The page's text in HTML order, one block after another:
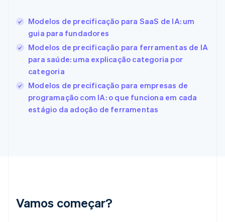
Modelos de precificação para SaaS de IA: um
guia para fundadores
Modelos de precificação para ferramentas de IA
para saúde: uma explicação categoria por
categoria
Modelos de precificação para empresas de
programação com IA: o que funciona em cada
estágio da adoção de ferramentas
Vamos começar?
EspañolEnglish
Estados Unidos
English Español 简体中文
English
Finlândia
EnglishSvenska
França
Français English
Gibraltar
English